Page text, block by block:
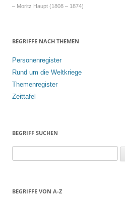
– Moritz Haupt (1808 – 1874)
BEGRIFFE NACH THEMEN
Personenregister
Rund um die Weltkriege
Themenregister
Zeittafel
BEGRIFF SUCHEN
h
BEGRIFFE VON A-Z